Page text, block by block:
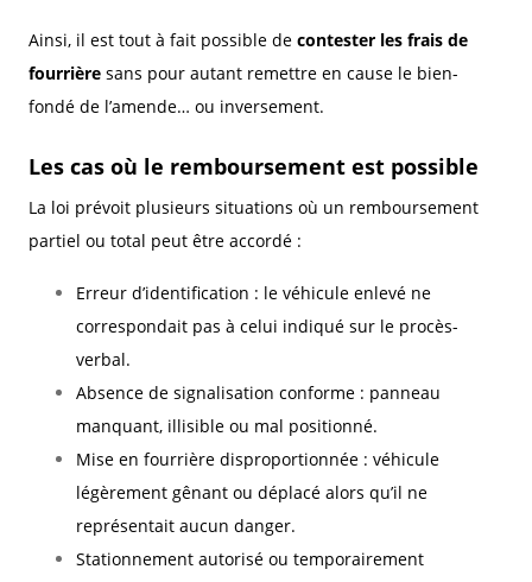
Ainsi, il est tout à fait possible de contester les frais de
fourrière sans pour autant remettre en cause le bien-
fondé de l’amende… ou inversement.
Les cas où le remboursement est possible
La loi prévoit plusieurs situations où un remboursement
partiel ou total peut être accordé :
Erreur d’identification : le véhicule enlevé ne
correspondait pas à celui indiqué sur le procès-
verbal.
Absence de signalisation conforme : panneau
manquant, illisible ou mal positionné.
Mise en fourrière disproportionnée : véhicule
légèrement gênant ou déplacé alors qu’il ne
représentait aucun danger.
Stationnement autorisé ou temporairement